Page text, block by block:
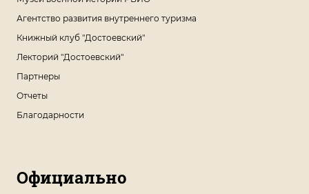
Агентство развития внутреннего туризма
Книжный клуб "Достоевский"
Лекторий "Достоевский"
Партнеры
Отчеты
Благодарности
Официально